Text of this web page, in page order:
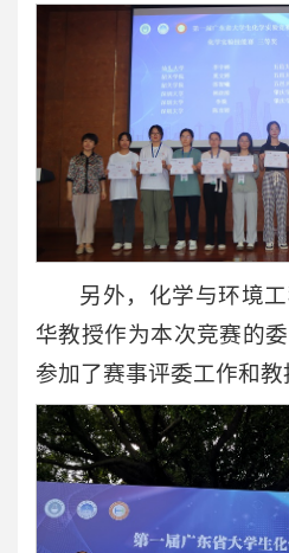
另外，化学与环境
华教授作为本次竞赛的
参加了赛事评委工作和教